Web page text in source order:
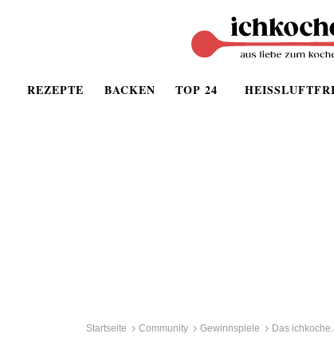
REZEPTE BACKEN TOP 24
Startseite Community Gewinnspiele Das